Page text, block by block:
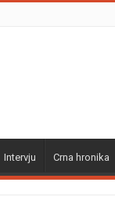
Intervju Crna hronika